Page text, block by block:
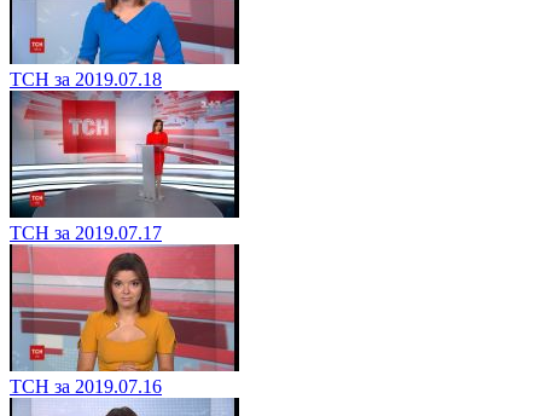
ТСН за 2019.07.18
ТСН за 2019.07.17
ТСН за 2019.07.16